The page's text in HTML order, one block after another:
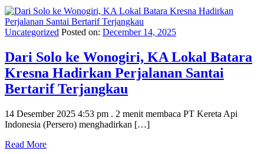
Uncategorized Posted on: December 14, 2025
Dari Solo ke Wonogiri, KA Lokal Batara
Kresna Hadirkan Perjalanan Santai
Bertarif Terjangkau
14 Desember 2025 4:53 pm . 2 menit membaca PT Kereta Api
Indonesia (Persero) menghadirkan […]
Read More